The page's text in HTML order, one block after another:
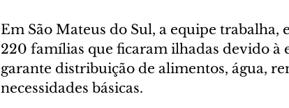
Em São Mateus do Sul, a equipe trabalha,
220 famílias que ficaram ilhadas devido à
garante distribuição de alimentos, água,
necessidades básicas.